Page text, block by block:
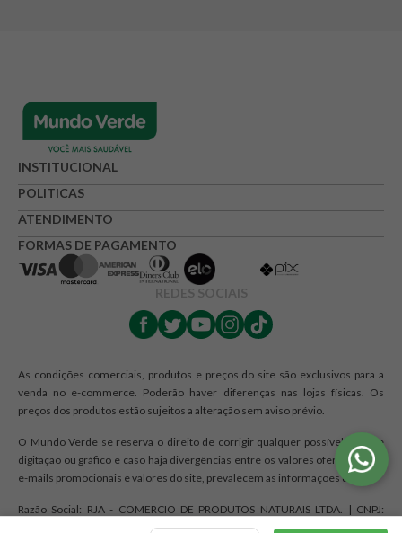
Avalie o produto de 1 até 5 estrelas
★★★☆☆
Seu nome
Endereço de e-mail
Escrever avaliação
ENVIAR AVALIAÇÃO
INSTITUCIONAL
POLITICAS
ATENDIMENTO
FORMAS DE PAGAMENTO
REDES SOCIAIS
As condições comerciais, produtos e preços do site são exclusivos para a
venda no e-commerce. Poderão haver diferenças nas lojas físicas. Os
preços dos produtos estão sujeitos a alteração sem aviso prévio.
O Mundo Verde se reserva o direito de corrigir qualquer possível erro de
digitação ou gráfico e caso haja divergências entre os valores ofertados nos
e-mails promocionais e valores do site, prevalecem as informações do site.
Razão Social: RJA - COMERCIO DE PRODUTOS NATURAIS LTDA. | CNPJ:
12.328.467/0001-44 | Endereço: R Maria Monteiro, 1476, Cambuí,